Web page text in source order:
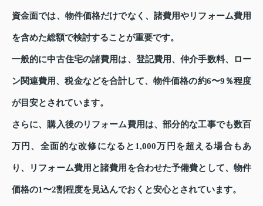
資金面では、物件価格だけでなく、諸費用やリフォーム費用
を含めた総額で検討することが重要です。
一般的に中古住宅の諸費用は、登記費用、仲介手数料、ロー
ン関連費用、税金などを合計して、物件価格の約6〜9％程度
が目安とされています。
さらに、購入後のリフォーム費用は、部分的な工事でも数百
万円、全面的な改修になると1,000万円を超える場合もあ
り、リフォーム費用と諸費用を合わせた予備費として、物件
価格の1〜2割程度を見込んでおくと安心とされています。